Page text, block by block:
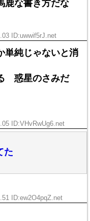
鹿な書き方だな
ID:uwwif5rJ.net
単純じゃないと消
惑星のさみだ
ID:VHvRwUg6.net
た
ID:ew2O4pqZ.net